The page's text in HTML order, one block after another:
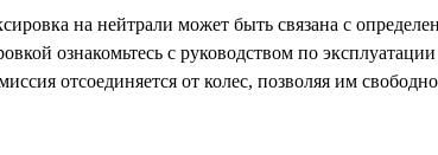
на нейтрали может быть связана с
ознакомьтесь с руководством по
отсоединяется от колес, позволяя им